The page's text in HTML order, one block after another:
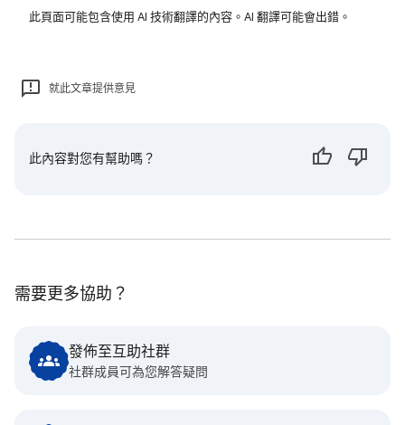
此頁面可能包含使用 AI 技術翻譯的內容。AI 翻譯可能會出錯。
就此文章提供意見
此內容對您有幫助嗎？
需要更多協助？
發佈至互助社群
社群成員可為您解答疑問